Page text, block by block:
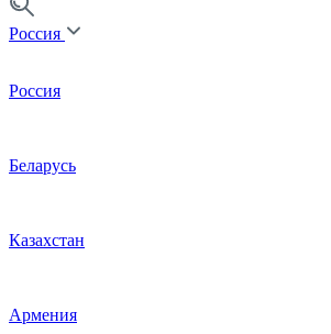
Россия
Россия
Беларусь
Казахстан
Армения